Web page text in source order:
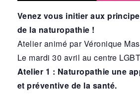
Venez vous initier aux
de la naturopathie !
Atelier animé par Véronique
Le mardi 30 avril au centre
Atelier 1 : Naturopathie une
et préventive de la santé.